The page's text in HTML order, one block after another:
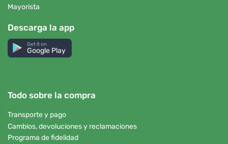
Mayorista
Descarga la app
Get it on
Google Play
Todo sobre la compra
Transporte y pago
Cambios, devoluciones y reclamaciones
Programa de fidelidad